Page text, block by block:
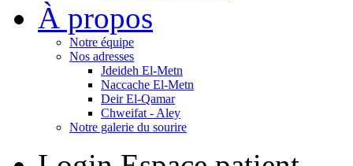
À propos
Notre équipe
Nos adresses
Jdeideh El-Metn
Naccache El-Metn
Deir El-Qamar
Chweifat - Aley
Notre galerie du sourire